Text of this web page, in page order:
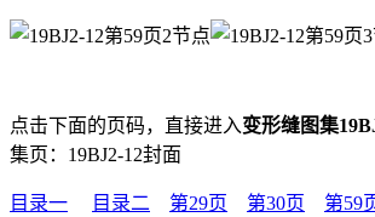
点击下面的页码，直接进入变形缝图集
集页：19BJ2-12封面
目录一 目录二 第29页 第30页 第59